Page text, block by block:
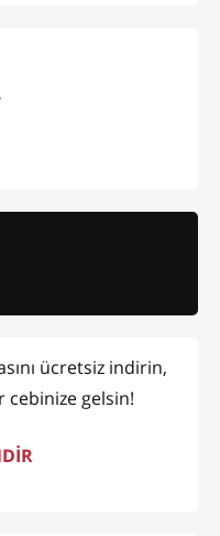
ücretsiz indirin,
gelsin!